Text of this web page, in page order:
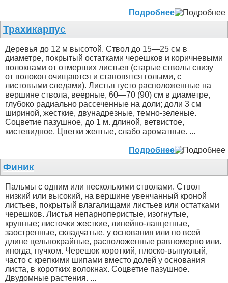
Подробнее
Трахикарпус
Деревья до 12 м высотой. Ствол до 15—25 см в
диаметре, покрытый остатками черешков и коричневыми
волокнами от отмерших листьев (старые стволы снизу
от волокон очищаются и становятся голыми, с
листовыми следами). Листья густо расположенные на
вершине ствола, веерные, 60—70 (90) см в диаметре,
глубоко радиально рассеченные на доли; доли 3 см
шириной, жесткие, двунадрезные, темно-зеленые.
Соцветие пазушное, до 1 м. длиной, ветвистое,
кистевидное. Цветки желтые, слабо ароматные. ...
Подробнее
Финик
Пальмы с одним или несколькими стволами. Ствол
низкий или высокий, на вершине увенчанный кроной
листьев, покрытый влагалищами листьев или остатками
черешков. Листья непарноперистые, изогнутые,
крупные; листочки жесткие, линейно-ланцетные,
заостренные, складчатые, у основания или по всей
длине цельнокрайные, расположенные равномерно или.
иногда, пучком. Черешок короткий, плоско-выпуклый,
часто с крепкими шипами вместо долей у основания
листа, в коротких волокнах. Соцветие пазушное.
Двудомные растения. ...